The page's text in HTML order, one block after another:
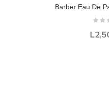
Barber Eau De
L